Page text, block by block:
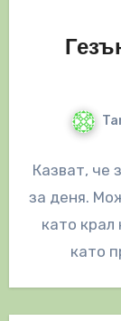
Казват, че
за деня.
като крал
като